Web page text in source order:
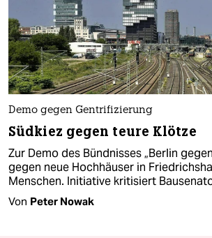
Demo gegen Gentrifizierung
Südkiez gegen teure Klötze
Zur Demo des Bündnisses „Berlin
gegen neue Hochhäuser in
Menschen. Initiative kritisiert
Von Peter Nowak